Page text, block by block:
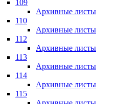
109
Архивные листы
110
Архивные листы
112
Архивные листы
113
Архивные листы
114
Архивные листы
115